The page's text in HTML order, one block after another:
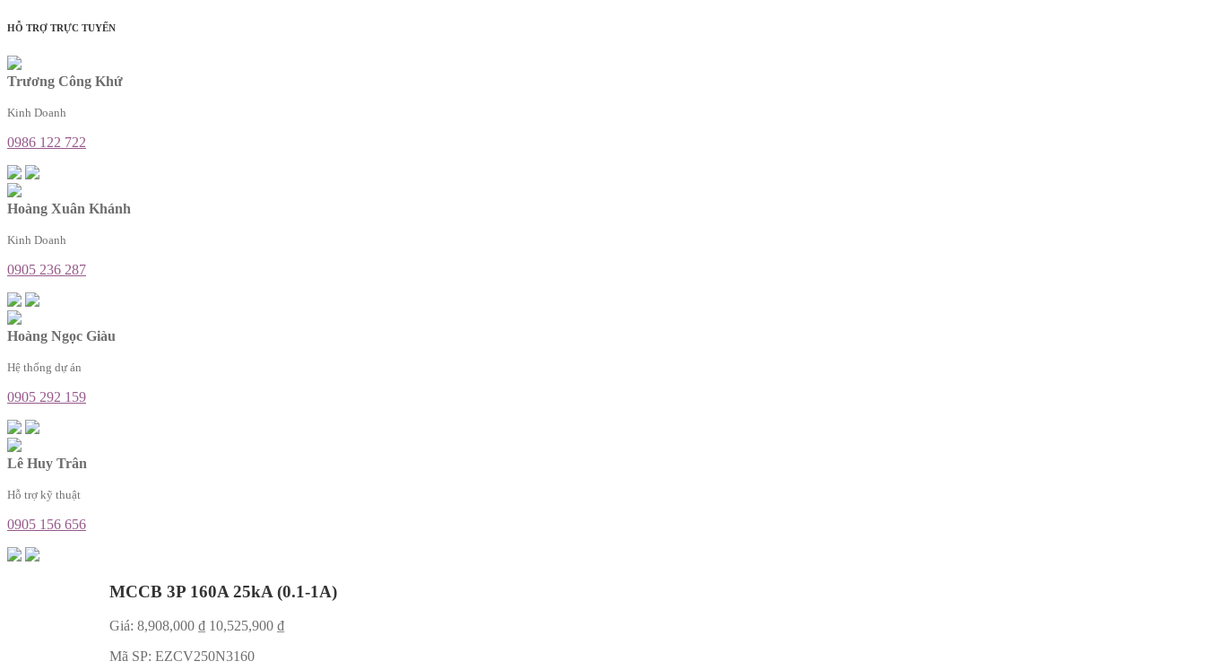
HỖ TRỢ TRỰC TUYẾN
Trương Công Khứ
Kinh Doanh
0986 122 722
Hoàng Xuân Khánh
Kinh Doanh
0905 236 287
Hoàng Ngọc Giàu
Hệ thống dự án
0905 292 159
Lê Huy Trân
Hỗ trợ kỹ thuật
0905 156 656
MCCB 3P 160A 25kA (0.1-1A)
Giá: 8,908,000 ₫ 10,525,900 ₫
Mã SP: EZCV250N3160